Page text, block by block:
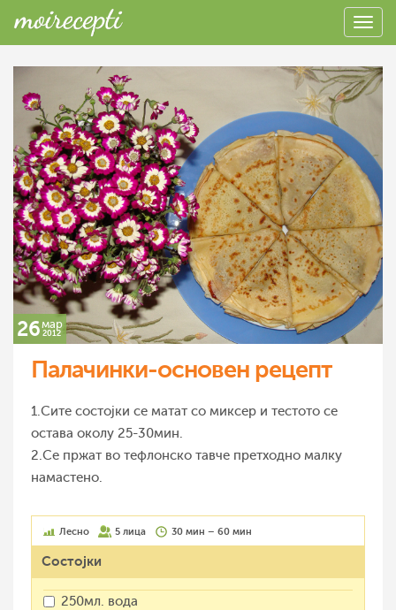
26мар
2012
Палачинки-основен рецепт
1.Сите состојки се матат со миксер и тестото се
остава околу 25-30мин.
2.Се пржат во тефлонско тавче претходно малку
намастено.
Лесно 5 лица 30 мин – 60 мин
Состојки
250мл. вода